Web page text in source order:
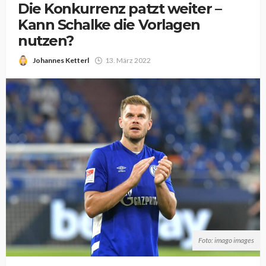
Die Konkurrenz patzt weiter –
Kann Schalke die Vorlagen
nutzen?
Johannes Ketterl 13. März 2022
Foto: imago images